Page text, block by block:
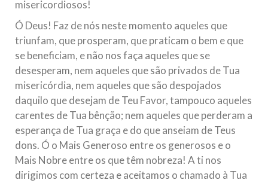
misericordiosos!
Ó Deus! Faz de nós neste momento aqueles que
triunfam, que prosperam, que praticam o bem e que
se beneficiam, e não nos faça aqueles que se
desesperam, nem aqueles que são privados de Tua
misericórdia, nem aqueles que são despojados
daquilo que desejam de Teu Favor, tampouco aqueles
carentes de Tua bênção; nem aqueles que perderam a
esperança de Tua graça e do que anseiam de Teus
dons. Ó o Mais Generoso entre os generosos e o
Mais Nobre entre os que têm nobreza! A ti nos
dirigimos com certeza e aceitamos o chamado à Tua